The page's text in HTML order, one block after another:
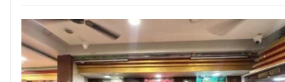
ਸਪੀਕਰ ਇਹ ਯਕੀਨੀ ਬਣਾਉਣ ਕਿ
ਇਕਪੱਖੀ ਰਾਜਨੀਤੀ ਤੱਥਾਂ ਅਤੇ
ਨਿਰਪੱਖਤਾ ‘ਤੇ ਹਾਵੀ ਨਾ ਹੋਵੇ: